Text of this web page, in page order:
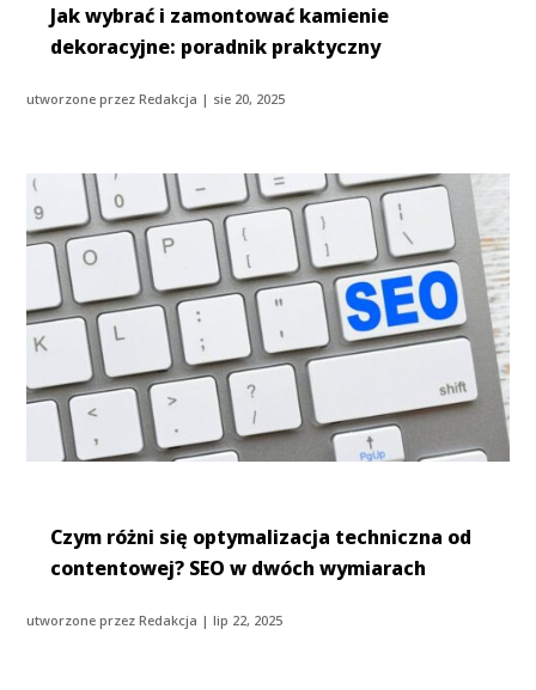
Jak wybrać i zamontować kamienie
dekoracyjne: poradnik praktyczny
utworzone przezRedakcja | sie 20, 2025
Czym różni się optymalizacja techniczna od
contentowej? SEO w dwóch wymiarach
utworzone przezRedakcja |lip 22, 2025